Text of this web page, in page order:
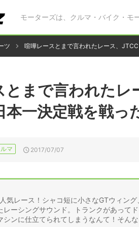
モーターズは、クルマ・バイク・モ
ツ 喧嘩レースとまで言われたレース、
とまで言われたレ
本一決定戦を戦っ
マ 2017/07/07
気レース！シャコ短に小さなGTウィン
レーシングサウンド。トランクがあって
シンに仕立てられてしまうなんて！そん